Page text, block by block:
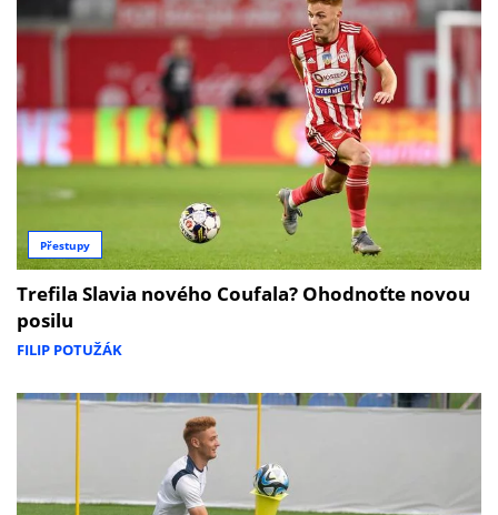
Přestupy
Trefila Slavia nového Coufala? Ohodnoťte novou
posilu
FILIP POTUŽÁK